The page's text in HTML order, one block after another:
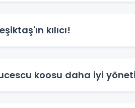
kılıcı!
koosu daha iyi